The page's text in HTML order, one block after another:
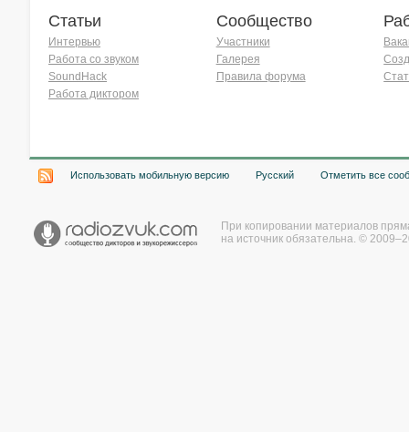
Статьи
Интервью
Работа со звуком
SoundHack
Работа диктором
Сообщество
Участники
Галерея
Правила форума
Использовать мобильную версию Русский Отметить все
При копировании материалов
на источник обязательна. ©